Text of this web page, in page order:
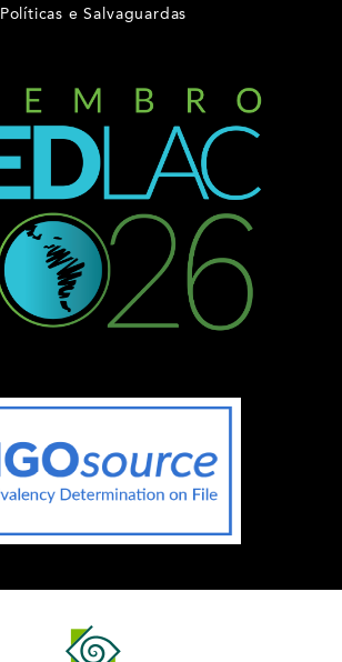
Políticas e Salvaguardas